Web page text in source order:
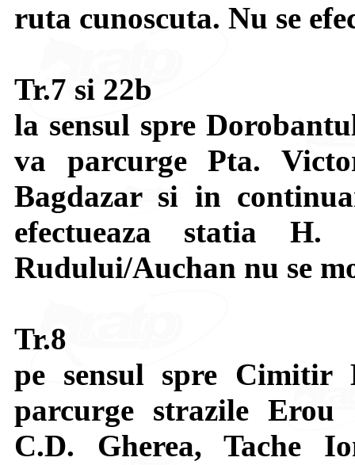
ruta cunoscuta. Nu se
Tr.7 si 22b
la sensul spre
va parcurge Pta.
Bagdazar si in
efectueaza statia H.
Rudului/Auchan nu se
Tr.8
pe sensul spre
parcurge strazile Erou
C.D. Gherea, Tache